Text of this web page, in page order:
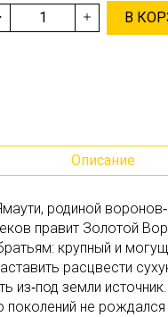
В
Описание
родиной
правит Золотой
крупный и
расцвести
из‑под земли
не рождался